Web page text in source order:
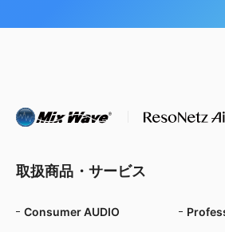
取扱商品・サービス
Consumer AUDIO